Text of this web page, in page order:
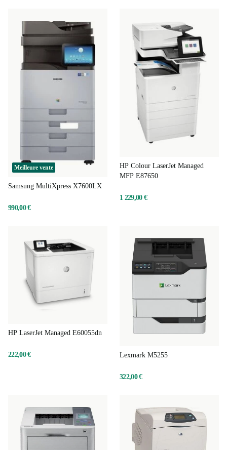
Meilleure vente
Samsung MultiXpress X7600LX
990,00 €
HP Colour LaserJet Managed
MFP E87650
1 229,00 €
HP LaserJet Managed E60055dn
222,00 € Lexmark M5255
322,00 €